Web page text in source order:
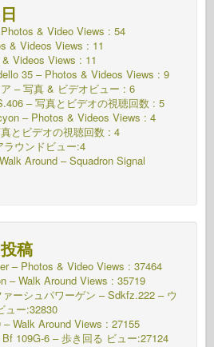
& Video Views : 54
& Videos Views : 11
Videos Views : 11
35 – Photos & Videos Views : 9
– 写真 & ビデオビュー : 6
– 写真とビデオの視聴回数 : 5
– Photos & Videos Views : 4
とビデオの視聴回数 : 4
ウンドビュー:4
Around – Squadron Signal
稿
– Photos & Video Views : 37464
– Walk Around Views : 35719
ーシュパワーゲン – Sdkfz.222 – ウ
ュー:32830
Walk Around Views : 27155
109G-6 – 歩き回る ビュー:27124